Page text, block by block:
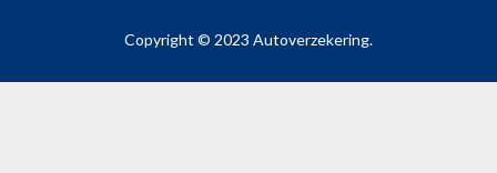
Copyright © 2023 Autoverzekering.